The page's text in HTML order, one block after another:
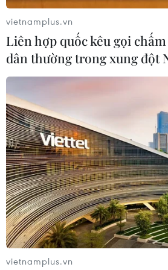
Hàng nghìn người
mừng Aleppo được giải
13/12/2016 04:29
Tối 12/12, hàng nghìn người dân
ra đường phố ăn mừng sau khi
bố giải phóng thành phố này.
vietnamplus.vn
Liên hợp quốc kêu gọi
dân thường trong xung đột
vietnamplus.vn